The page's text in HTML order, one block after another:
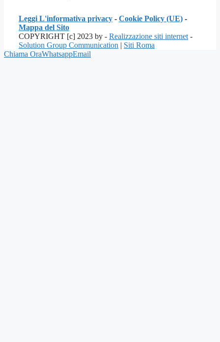
Leggi L'informativa privacy - Cookie Policy (UE) -
Mappa del Sito
COPYRIGHT [c] 2023 by - Realizzazione siti internet -
Solution Group Communication | Siti Roma
Chiama OraWhatsappEmail